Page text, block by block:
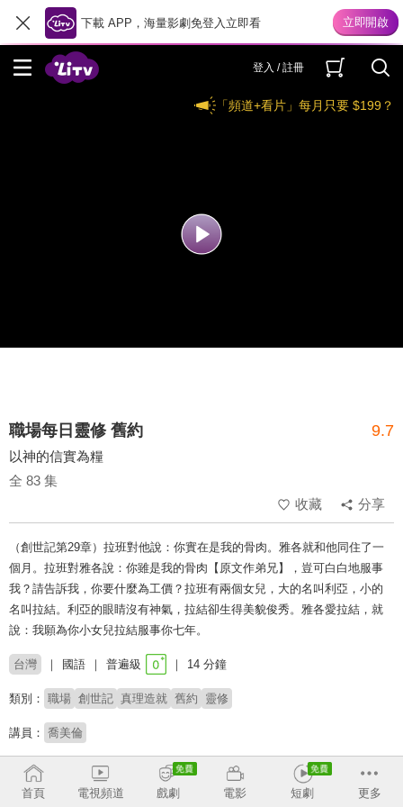
下載 APP，海量影劇免登入立即看
登入 / 註冊
「頻道+看片」每月只要 $199？
職場每日靈修 舊約 9.7
以神的信實為糧
全 83 集
收藏
分享
（創世記第29章）拉班對他說：你實在是我的骨肉。雅各就和他同住了一
個月。拉班對雅各說：你雖是我的骨肉【原文作弟兄】，豈可白白地服事
我？請告訴我，你要什麼為工價？拉班有兩個女兒，大的名叫利亞，小的
名叫拉結。利亞的眼睛沒有神氣，拉結卻生得美貌俊秀。雅各愛拉結，就
說：我願為你小女兒拉結服事你七年。
台灣 國語 普遍級 14 分鐘
類別： 職場 創世記 真理造就 舊約 靈修
講員： 喬美倫
收回
首頁
電視頻道 戲劇 電影 短劇 更多